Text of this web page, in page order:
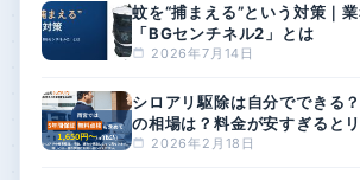
蚊を“捕まえる”という対策｜
「BGセンチネル2」とは
2026年7月14日
シロアリ駆除は自分でできる
の相場は？料金が安すぎると
由 2026年2月18日